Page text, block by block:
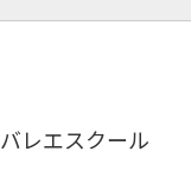
レエスクール